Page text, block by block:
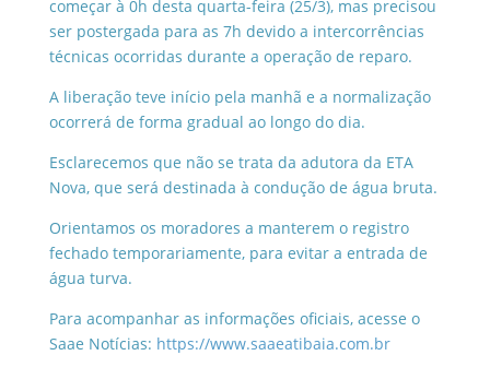
começar à 0h desta quarta-feira (25/3), mas precisou
ser postergada para as 7h devido a intercorrências
técnicas ocorridas durante a operação de reparo.
A liberação teve início pela manhã e a normalização
ocorrerá de forma gradual ao longo do dia.
Esclarecemos que não se trata da adutora da ETA
Nova, que será destinada à condução de água bruta.
Orientamos os moradores a manterem o registro
fechado temporariamente, para evitar a entrada de
água turva.
Para acompanhar as informações oficiais, acesse o
Saae Notícias: https://www.saaeatibaia.com.br